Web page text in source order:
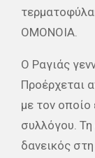
ΟΜΟΝΟΙΑ.
Ο Ραγιάς
Προέρχεται
με τον
συλλόγου.
δανεικός